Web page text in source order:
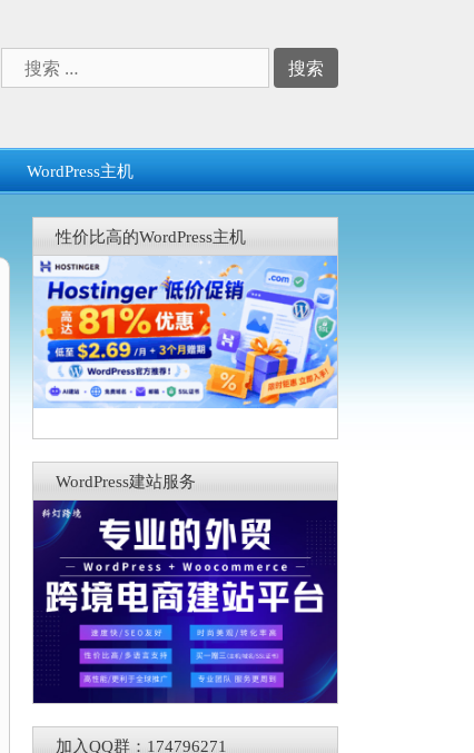
索：
WordPress主机
性价比高的WordPress主机
WordPress建站服务
加入QQ群：174796271